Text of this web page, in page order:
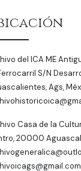
del ICA ME
S/N
Ags,
Casa de la
20000